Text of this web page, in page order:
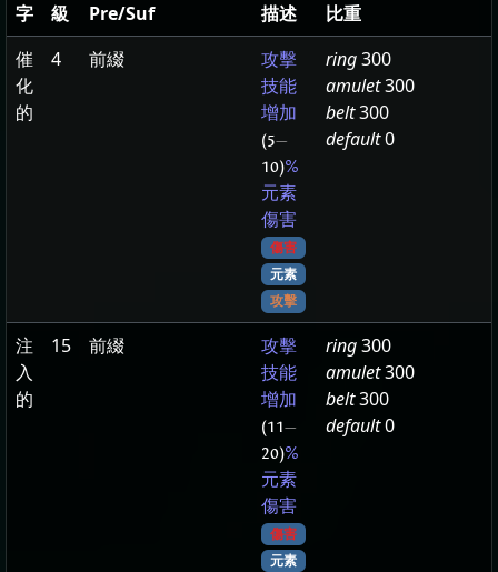
字
級
Pre/Suf 描述
比重
催
化
的
4 前綴
攻擊
技能
增加
(5—
10)%
元素
傷害
傷害
元素
攻擊
ring300
amulet300
belt300
default0
注
入
的
15 前綴
攻擊
技能
增加
(11—
20)%
元素
傷害
傷害
元素
ring300
amulet300
belt300
default0